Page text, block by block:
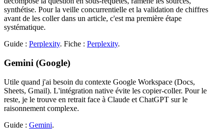
synthétise. Pour la veille concurrentielle et la validation de chiffres
avant de les coller dans un article, c'est ma première étape
systématique.
Guide : Perplexity. Fiche : Perplexity.
Gemini (Google)
Utile quand j'ai besoin du contexte Google Workspace (Docs,
Sheets, Gmail). L'intégration native évite les copier-coller. Pour le
reste, je le trouve en retrait face à Claude et ChatGPT sur le
raisonnement complexe.
Guide : Gemini.